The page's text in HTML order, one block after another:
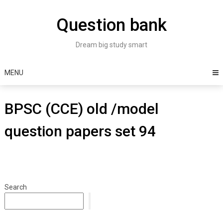
Question bank
Dream big study smart
MENU
BPSC (CCE) old /model
question papers set 94
Search